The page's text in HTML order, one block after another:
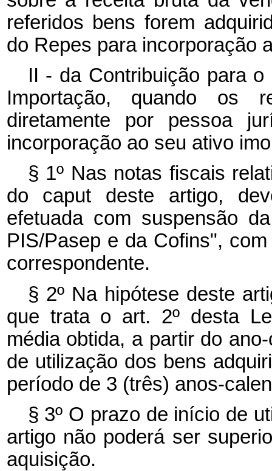
referidos bens forem
do Repes para incorporação
II - da Contribuição para
Importação, quando os
diretamente por pessoa
incorporação ao seu ativo
§ 1º Nas notas fiscais
do caput deste artigo,
efetuada com suspensão
PIS/Pasep e da Cofins",
correspondente.
§ 2º Na hipótese deste
que trata o art. 2º desta
média obtida, a partir do
de utilização dos bens
período de 3 (três) anos-
§ 3º O prazo de início de
artigo não poderá ser
aquisição.